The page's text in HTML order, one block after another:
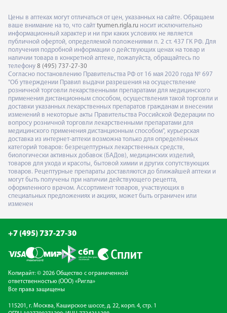
Цены в аптеках могут отличаться от цен, указанных на сайте. Обращаем
ваше внимание на то, что сайт tyumen.rigla.ru носит исключительно
информационный характер и ни при каких условиях не является
публичной офертой, определяемой положениями п. 2 ст. 437 ГК РФ. Для
получения подробной информации о действующих ценах на товар и
наличии товара в конкретной аптеке, пожалуйста, обращайтесь по
телефону 8 (495) 737-27-30
Согласно постановлению Правительства РФ от 16 мая 2020 года № 697
"Об утверждении Правил выдачи разрешения на осуществление
розничной торговли лекарственными препаратами для медицинского
применения дистанционным способом, осуществления такой торговли и
доставки указанных лекарственных препаратов гражданам и внесении
изменений в некоторые акты Правительства Российской Федерации по
вопросу розничной торговли лекарственными препаратами для
медицинского применения дистанционным способом", курьерская
доставка из интернет-аптеки возможна только для определённых
категорий товаров: безрецептурных лекарственных средств,
биологически активных добавок (БАДов), медицинских изделий,
товаров для ухода и красоты, бытовой химии и других сопутствующих
товаров. Рецептурные препараты доставляются до ближайшей аптеки и
могут быть получены при наличии действующего рецепта,
оформленного врачом. Ассортимент товаров, участвующих в
специальных предложениях и акциях, может быть ограничен или
изменен
+7 (495) 737-27-30
Копирайт: © 2026 Общество с ограниченной
ответственностью (ООО) «Ригла»
Все права защищены
115201, г. Москва, Каширское шоссе, д. 22, корп. 4, стр. 1